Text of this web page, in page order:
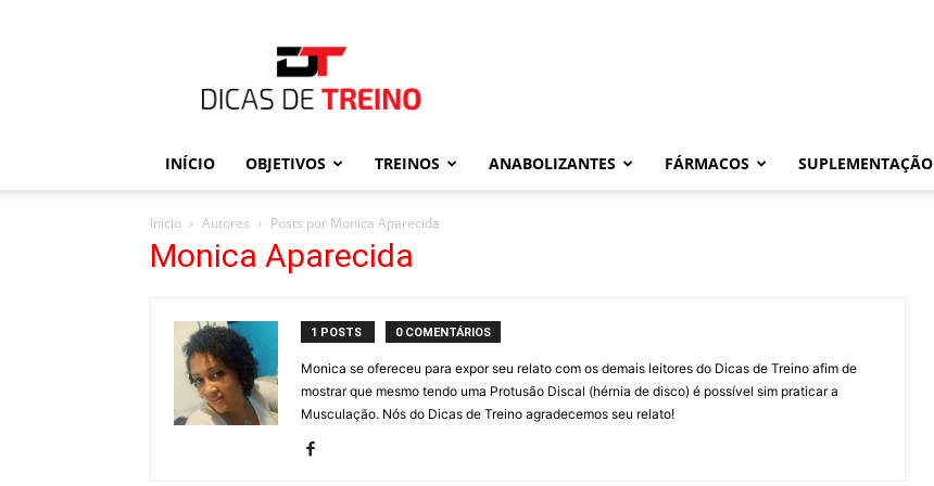
de
Treino
INÍCIO OBJETIVOS TREINOS ANABOLIZANTES FÁRMACOS SUPLEMENTAÇÃO
Início Autores Posts por Monica Aparecida
Monica Aparecida
1 POSTS 0 COMENTÁRIOS
Monica se ofereceu para expor seu relato com os demais leitores do Dicas de Treino afim de
mostrar que mesmo tendo uma Protusão Discal (hérnia de disco) é possível sim praticar a
Musculação. Nós do Dicas de Treino agradecemos seu relato!